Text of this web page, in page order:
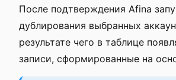
После подтверждения Afina
дублирования выбранных
результате чего в таблице
записи, сформированные на